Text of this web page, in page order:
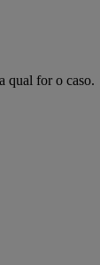
qual for o caso.